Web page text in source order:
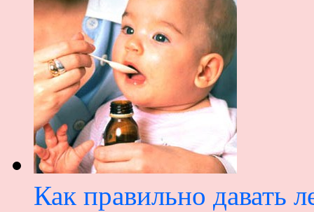
Как правильно давать